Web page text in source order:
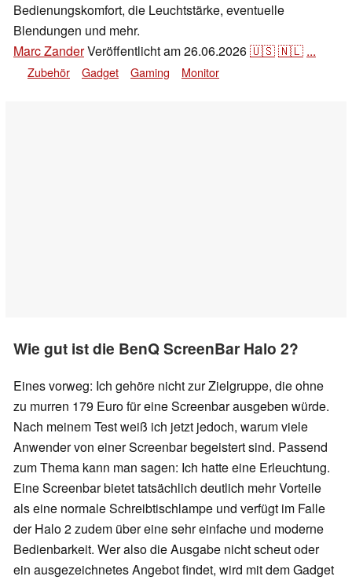
Bedienungskomfort, die Leuchtstärke, eventuelle
Blendungen und mehr.
Marc ZanderVeröffentlicht am26.06.2026🇺🇸🇳🇱 ...
Zubehör Gadget Gaming Monitor
Wie gut ist die BenQ ScreenBar Halo 2?
Eines vorweg: Ich gehöre nicht zur Zielgruppe, die ohne
zu murren 179 Euro für eine Screenbar ausgeben würde.
Nach meinem Test weiß ich jetzt jedoch, warum viele
Anwender von einer Screenbar begeistert sind. Passend
zum Thema kann man sagen: Ich hatte eine Erleuchtung.
Eine Screenbar bietet tatsächlich deutlich mehr Vorteile
als eine normale Schreibtischlampe und verfügt im Falle
der Halo 2 zudem über eine sehr einfache und moderne
Bedienbarkeit. Wer also die Ausgabe nicht scheut oder
ein ausgezeichnetes Angebot findet, wird mit dem Gadget